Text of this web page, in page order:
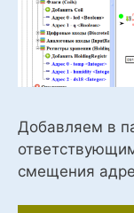
Добавляем в
смещения